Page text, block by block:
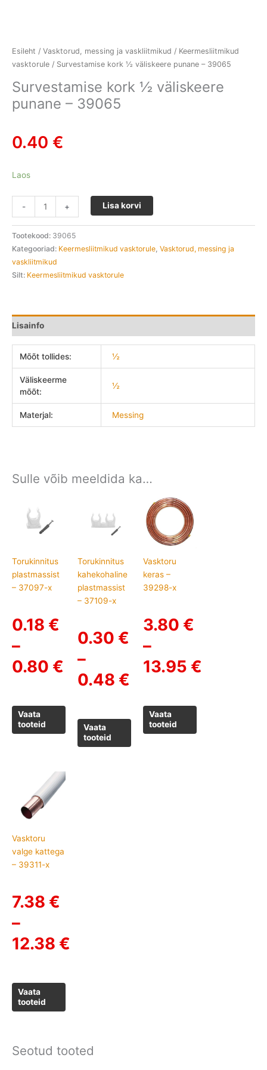
Esileht / Vasktorud, messing ja vaskliitmikud / Keermesliitmikud
vasktorule / Survestamise kork ½ väliskeere punane – 39065
Survestamise kork ½ väliskeere
punane – 39065
0.40 €
Laos
- + Lisa korvi
Tootekood: 39065
Kategooriad: Keermesliitmikud vasktorule, Vasktorud, messing ja
vaskliitmikud
Silt: Keermesliitmikud vasktorule
Lisainfo
Mõõt tollides: ½
Väliskeerme
mõõt:
½
Materjal: Messing
Sulle võib meeldida ka…
Torukinnitus
plastmassist
– 37097-x
0.18 €
–
0.80 €
range:
through
0.80 €
Vaata
tooteid
Torukinnitus
kahekohaline
plastmassist
– 37109-x
0.30 €
–
0.48 €
Price
range:
0.30 €
through
0.48 €
Vaata
tooteid
Vasktoru
keras –
39298-x
3.80 €
–
13.95 €
Price
range:
3.80 €
through
13.95 €
Vaata
tooteid
Vasktoru
valge kattega
– 39311-x
7.38 €
–
12.38 €
Price
range:
7.38 €
through
12.38 €
Vaata
tooteid
Seotud tooted